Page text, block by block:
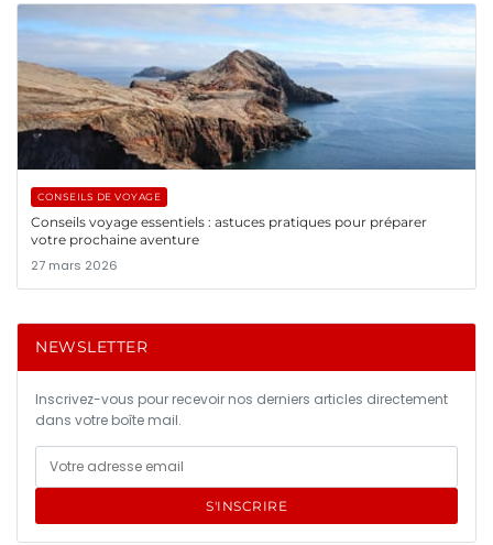
CONSEILS DE VOYAGE
Conseils voyage essentiels : astuces pratiques pour préparer
votre prochaine aventure
27 mars 2026
NEWSLETTER
Inscrivez-vous pour recevoir nos derniers articles directement
dans votre boîte mail.
S'INSCRIRE